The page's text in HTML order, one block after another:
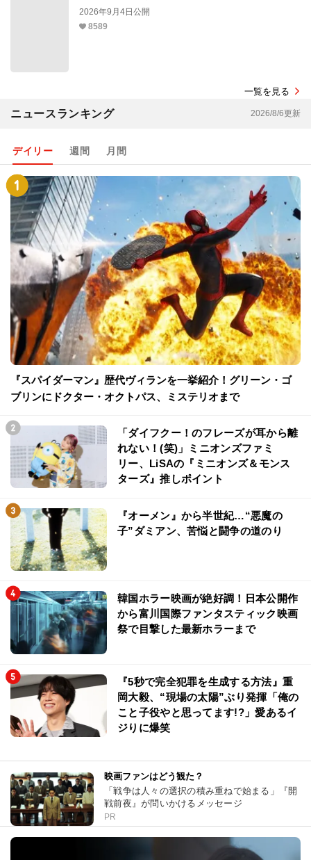
2026年9月4日公開
8589
一覧を見る
ニュースランキング 2026/8/6更新
デイリー 週間 月間
『スパイダーマン』歴代ヴィランを一挙紹介！グリーン・ゴ
ブリンにドクター・オクトパス、ミステリオまで
「ダイフクー！のフレーズが耳から離
れない！(笑)」ミニオンズファミ
リー、LiSAの『ミニオンズ＆モンス
ターズ』推しポイント
『オーメン』から半世紀…“悪魔の
子”ダミアン、苦悩と闘争の道のり
韓国ホラー映画が絶好調！日本公開作
から富川国際ファンタスティック映画
祭で目撃した最新ホラーまで
『5秒で完全犯罪を生成する方法』重
岡大毅、“現場の太陽”ぶり発揮「俺の
こと子役やと思ってます!?」愛あるイ
ジりに爆笑
映画ファンはどう観た？
「戦争は人々の選択の積み重ねで始まる」『開
戦前夜』が問いかけるメッセージ
PR